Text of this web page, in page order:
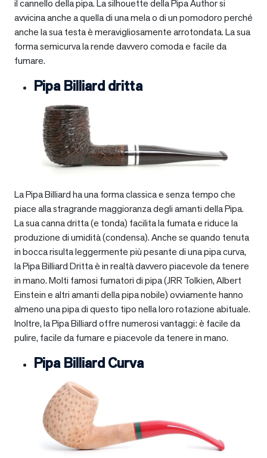
il cannello della pipa. La silhouette della Pipa Author si
avvicina anche a quella di una mela o di un pomodoro perché
anche la sua testa è meravigliosamente arrotondata. La sua
forma semicurva la rende davvero comoda e facile da
fumare.
Pipa Billiard dritta
La Pipa Billiard ha una forma classica e senza tempo che
piace alla stragrande maggioranza degli amanti della Pipa.
La sua canna dritta (e tonda) facilita la fumata e riduce la
produzione di umidità (condensa). Anche se quando tenuta
in bocca risulta leggermente più pesante di una pipa curva,
la Pipa Billiard Dritta è in realtà davvero piacevole da tenere
in mano. Molti famosi fumatori di pipa (JRR Tolkien, Albert
Einstein e altri amanti della pipa nobile) ovviamente hanno
almeno una pipa di questo tipo nella loro rotazione abituale.
Inoltre, la Pipa Billiard offre numerosi vantaggi: è facile da
pulire, facile da fumare e piacevole da tenere in mano.
Pipa Billiard Curva